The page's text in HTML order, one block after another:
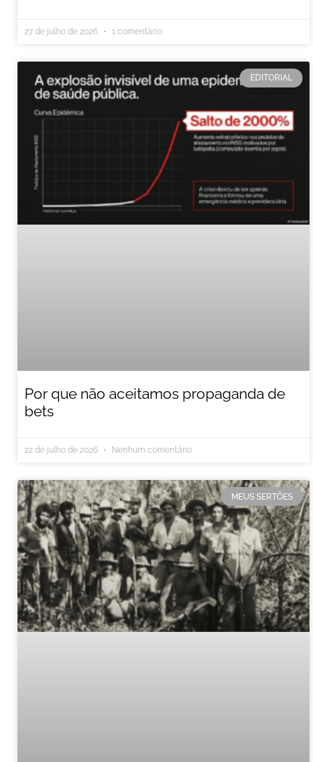
27 de julho de 2026 1 comentário
EDITORIAL
Por que não aceitamos propaganda de
bets
22 de julho de 2026 Nenhum comentário
MEUS SERTÕES